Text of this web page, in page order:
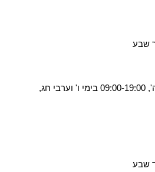
שבע
שעות פעילות ימים א'-ה', 09:00-19:00 בימי ו' וערבי חג,
שבע